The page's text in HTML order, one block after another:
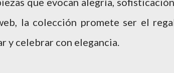
la colección promete ser el
y celebrar con elegancia.